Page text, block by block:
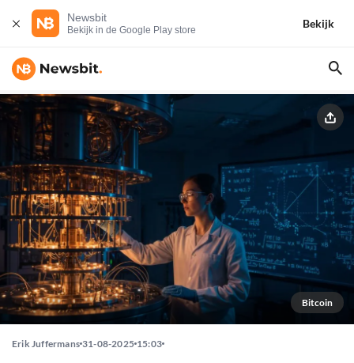
Newsbit
Bekijk in de Google Play store
Bekijk
Bitcoin
Erik Juffermans 31-08-2025 15:03